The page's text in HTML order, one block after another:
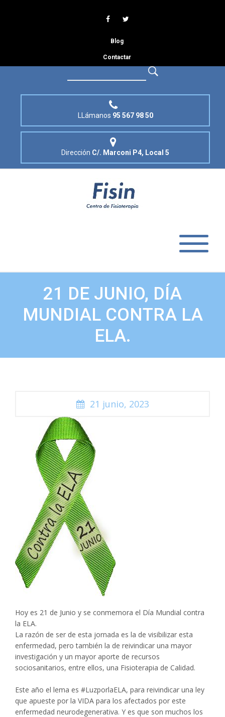
Blog
Contactar
LLámanos 95 567 98 50
Dirección C/. Marconi P4, Local 5
21 DE JUNIO, DÍA
MUNDIAL CONTRA LA
ELA.
21 junio, 2023
Hoy es 21 de Junio y se conmemora el Día Mundial contra
la ELA.
La razón de ser de esta jornada es la de visibilizar esta
enfermedad, pero también la de reivindicar una mayor
investigación y un mayor aporte de recursos
sociosanitarios, entre ellos, una Fisioterapia de Calidad.
Este año el lema es #LuzporlaELA, para reivindicar una ley
que apueste por la VIDA para los afectados por este
enfermedad neurodegenerativa. Y es que son muchos los